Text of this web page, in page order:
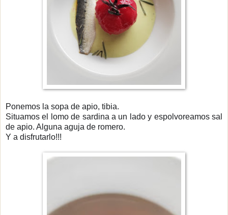
Ponemos la sopa de apio, tibia.
Situamos el lomo de sardina a un lado y espolvoreamos sal
de apio. Alguna aguja de romero.
Y a disfrutarlo!!!